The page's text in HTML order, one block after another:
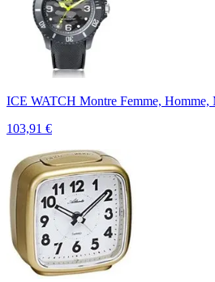
ICE WATCH Montre Femme, Homme,
103,91 €